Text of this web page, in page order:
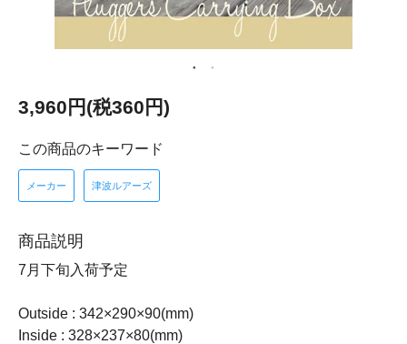
3,960円(税360円)
この商品のキーワード
メーカー 津波ルアーズ
商品説明
7月下旬入荷予定
Outside : 342×290×90(mm)
Inside : 328×237×80(mm)